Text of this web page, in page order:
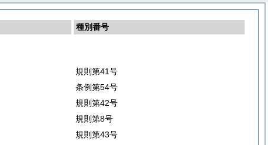
種別番号
規則第41号
条例第54号
規則第42号
規則第8号
規則第43号